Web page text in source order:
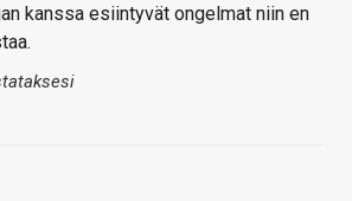
kanssa esiintyvät ongelmat niin en